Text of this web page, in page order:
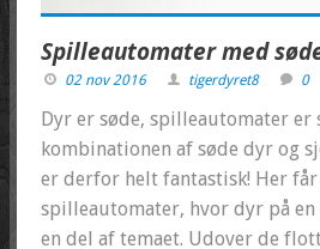
Spilleautomater med
02 nov 2016 tigerdyret8 0
Dyr er søde, spilleautomater er
kombinationen af søde dyr og
er derfor helt fantastisk! Her
spilleautomater, hvor dyr på en
en del af temaet. Udover de